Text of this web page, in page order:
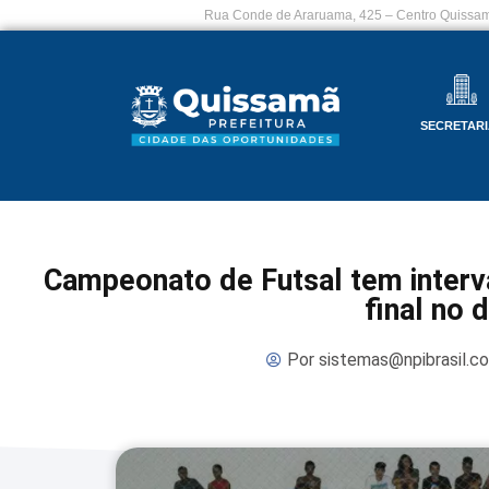
Rua Conde de Araruama, 425 – Centro
Campeonato de Futsal tem
final no
Por